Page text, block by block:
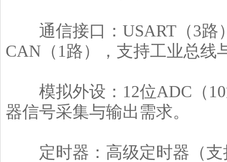
通信接口：USART（3路
CAN（1路），支持工业总线
模拟外设：12位ADC（10
器信号采集与输出需求。
定时器：高级定时器（支